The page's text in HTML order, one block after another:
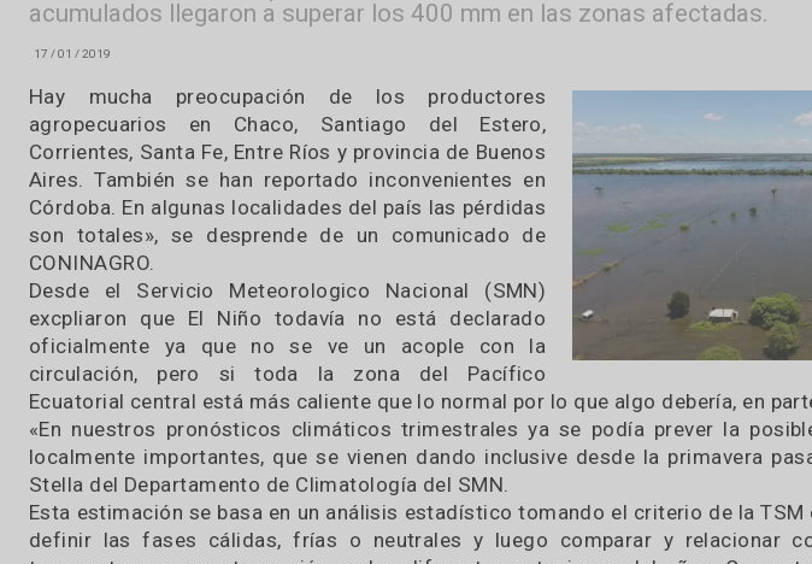
Lluvias que quiebran la estadística: la
Las lluvias vuelven a quebrar las estadísticas con numerosas
acumulados llegaron a superar los 400 mm en las zonas
17 / 01 / 2019
Hay mucha preocupación de los productores
agropecuarios en Chaco, Santiago del Estero,
Corrientes, Santa Fe, Entre Ríos y provincia de Buenos
Aires. También se han reportado inconvenientes en
Córdoba. En algunas localidades del país las pérdidas
son totales», se desprende de un comunicado de
CONINAGRO.
Desde el Servicio Meteorologico Nacional (SMN)
excpliaron que El Niño todavía no está declarado
oficialmente ya que no se ve un acople con la
circulación, pero si toda la zona del Pacífico
Ecuatorial central está más caliente que lo normal por lo que algo